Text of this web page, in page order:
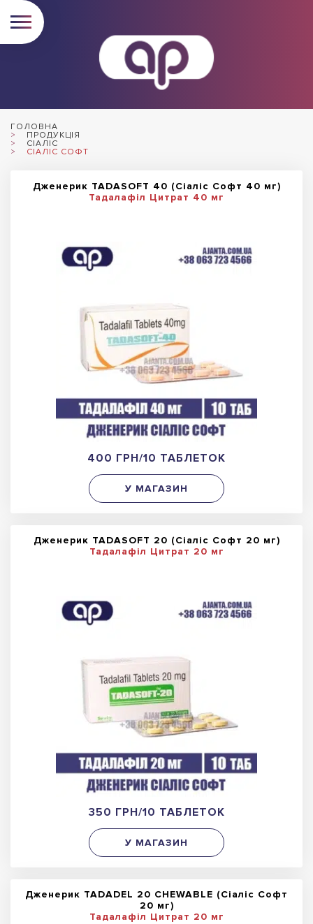
ГОЛОВНА
ПРОДУКЦІЯ
СІАЛІС
СІАЛІС СОФТ
Дженерик TADASOFT 40 (Сіаліс Софт 40 мг)
Тадалафіл Цитрат 40 мг
400 ГРН/10 ТАБЛЕТОК
У МАГАЗИН
Дженерик TADASOFT 20 (Сіаліс Софт 20 мг)
Тадалафіл Цитрат 20 мг
350 ГРН/10 ТАБЛЕТОК
У МАГАЗИН
Дженерик TADADEL 20 CHEWABLE (Сіаліс Софт
20 мг)
Тадалафіл Цитрат 20 мг